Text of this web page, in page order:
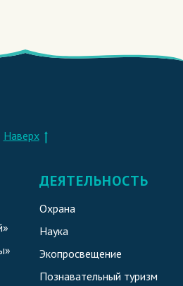
Наверх
ДЕЯТЕЛЬНОСТЬ
Охрана
Наука
Экопросвещение
Познавательный туризм